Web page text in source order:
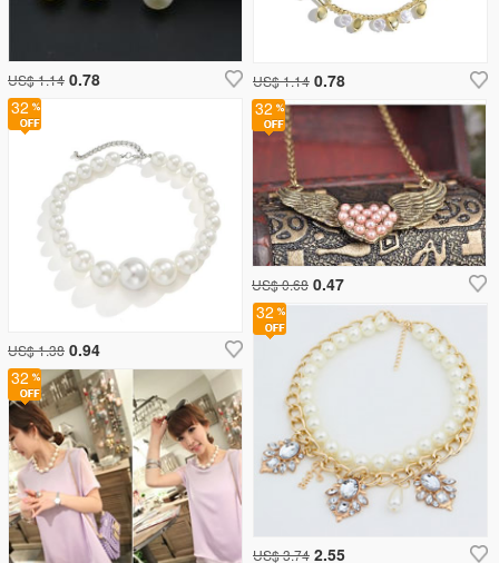
32
US$ 3.74 2.55
32
US$ 0.68 0.47
US$ 1.14 0.78
32
32
US$ 1.38 0.94
US$ 1.14 0.78